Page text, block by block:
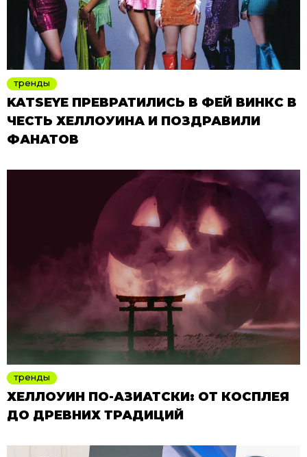
тренды
KATSEYE ПРЕВРАТИЛИСЬ В ФЕЙ ВИНКС В
ЧЕСТЬ ХЕЛЛОУИНА И ПОЗДРАВИЛИ
ФАНАТОВ
тренды
ХЕЛЛОУИН ПО-АЗИАТСКИ: ОТ КОСПЛЕЯ
ДО ДРЕВНИХ ТРАДИЦИЙ